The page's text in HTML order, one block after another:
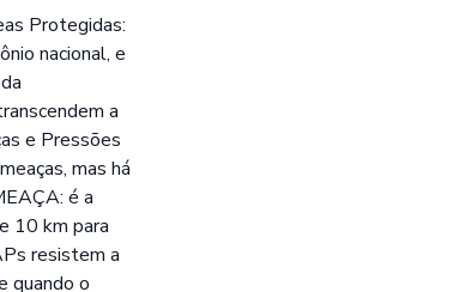
Protegidas:
nacional, e
a
e Pressões
mas há
é a
10 km para
resistem a
quando o